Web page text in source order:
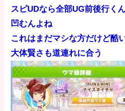
スピUDなら全部UG前後行く
凹むんよね
これはまだマシな方だけど酷
大体賢さも道連れに合う